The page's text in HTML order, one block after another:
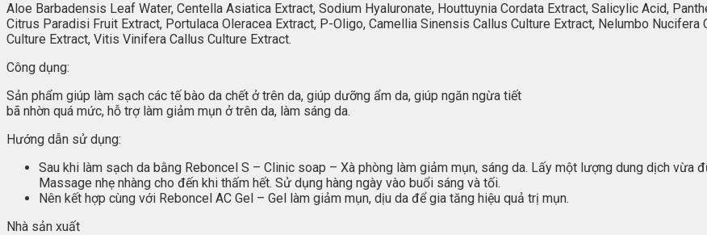
Aloe Barbadensis Leaf Water, Centella Asiatica Extract, Sodium Hyaluronate, Houttuynia Cordata Extract, Salicylic Acid,
Citrus Paradisi Fruit Extract, Portulaca Oleracea Extract, P-Oligo, Camellia Sinensis Callus Culture Extract, Nelumbo Nucifera
Culture Extract, Vitis Vinifera Callus Culture Extract.
Công dụng:
Sản phẩm giúp làm sạch các tế bào da chết ở trên da, giúp dưỡng ẩm da, giúp ngăn ngừa tiết
bã nhờn quá mức, hỗ trợ làm giảm mụn ở trên da, làm sáng da.
Hướng dẫn sử dụng:
Sau khi làm sạch da bằng Reboncel S – Clinic soap – Xà phòng làm giảm mụn, sáng da. Lấy một lượng dung dịch vừa
Massage nhẹ nhàng cho đến khi thấm hết. Sử dụng hàng ngày vào buổi sáng và tối.
Nên kết hợp cùng với Reboncel AC Gel – Gel làm giảm mụn, dịu da để gia tăng hiệu quả trị mụn.
Nhà sản xuất